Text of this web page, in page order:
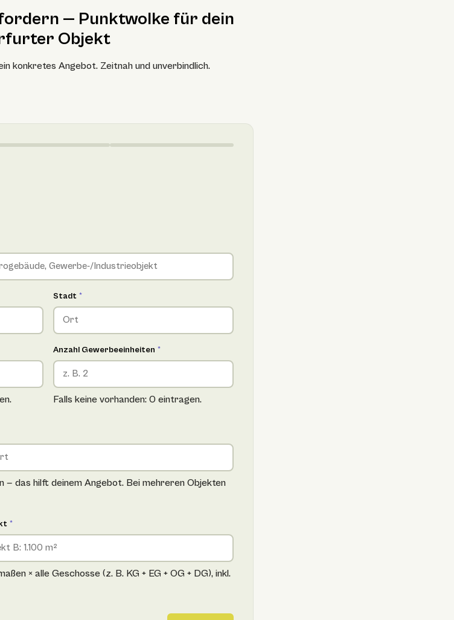
— Punktwolke für dein
Objekt
konkretes Angebot. Zeitnah und unverbindlich.
Stadt *
Anzahl Gewerbeeinheiten *
Falls keine vorhanden: 0 eintragen.
— das hilft deinem Angebot. Bei mehreren Objekten
*
× alle Geschosse (z. B. KG + EG + OG + DG), inkl.